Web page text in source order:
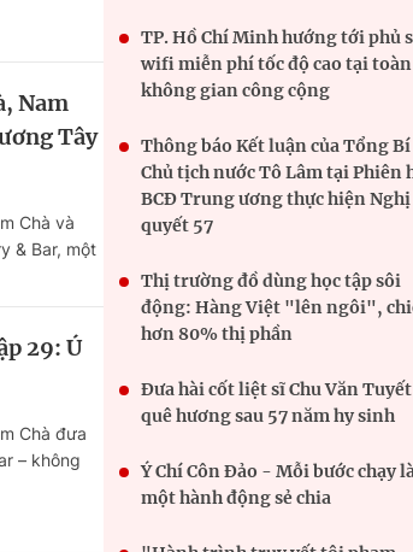
tài liệu
HTV Sự kiện
Made By Vietnam
Innovation Fest
Chung một tấm
lòng
Nam
Tây
Chà và
& Bar, một
29: Ú
Chà đưa
– không
TP. Hồ Chí Minh hướng tới phủ
wifi miễn phí tốc độ cao tại toàn
không gian công cộng
Thông báo Kết luận của Tổng
Chủ tịch nước Tô Lâm tại Phiên
BCĐ Trung ương thực hiện Nghị
quyết 57
Thị trường đồ dùng học tập sôi
động: Hàng Việt "lên ngôi",
hơn 80% thị phần
Đưa hài cốt liệt sĩ Chu Văn
quê hương sau 57 năm hy sinh
Ý Chí Côn Đảo - Mỗi bước chạy
một hành động sẻ chia